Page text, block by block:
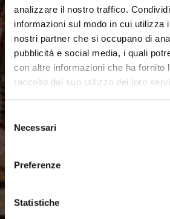
analizzare il nostro traffico.
informazioni sul modo in cui utilizza
nostri partner che si occupano di
pubblicità e social media, i quali
con altre informazioni che ha fornito
raccolto dal suo utilizzo dei loro
Selezione
delNecessari
Preferenze
Statistiche